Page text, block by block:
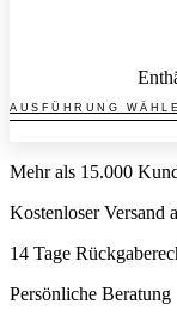
AUSFÜHRUNG
Mehr als 15.000
Kostenloser Versand
14 Tage
Persönliche Beratung